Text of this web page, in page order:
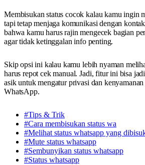
Membisukan status cocok kalau kamu ingin
tapi tetap menjaga komunikasi dengan
bahwa kamu harus rajin mengecek bagian
agar tidak ketinggalan info penting.
Skip opsi ini kalau kamu lebih nyaman
harus repot cek manual. Jadi, fitur ini bisa
asik untuk mengatur privasi dan kenyamanan
WhatsApp.
#Tips & Trik
#Cara membisukan status wa
#Melihat status whatsapp yang
#Mute status whatsapp
#Sembunyikan status whatsapp
#Status whatsapp